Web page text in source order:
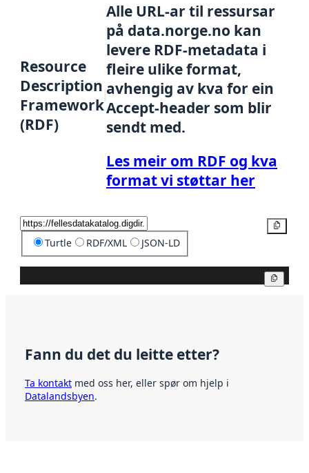
Resource
Description
Framework
(RDF)
Alle URL-ar til ressursar
på data.norge.no kan
levere RDF-metadata i
fleire ulike format,
avhengig av kva for ein
Accept-header som blir
sendt med.
Les meir om RDF og kva
format vi støttar her
Turtle RDF/XML JSON-LD
Fann du det du leitte etter?
Ta kontakt med oss her, eller spør om hjelp i
Datalandsbyen.